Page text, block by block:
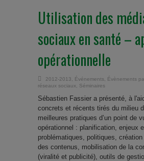
Utilisation des
sociaux en santé –
opérationnelle
2012-2013 Événements Évènements
réseaux sociaux
Séminaires
Sébastien Fassier a présenté, à
concrets et récents tirés du milieu
meilleures pratiques d’un point de
opérationnel : planification, enjeux
problématiques, politiques,
des contenus, mobilisation de la
(viralité et publicité), outils de